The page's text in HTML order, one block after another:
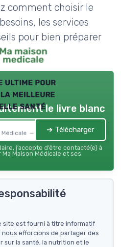
comment choisir le
les services
pour bien préparer
ultime pour
meilleure
santé
Médicale — 2026
le livre blanc
➔ Télécharger
j’accepte d’être contacté(e) à
Maison Médicale et ses
site est fourni à titre informatif
efforcions de partager des
sur la santé, la nutrition et le